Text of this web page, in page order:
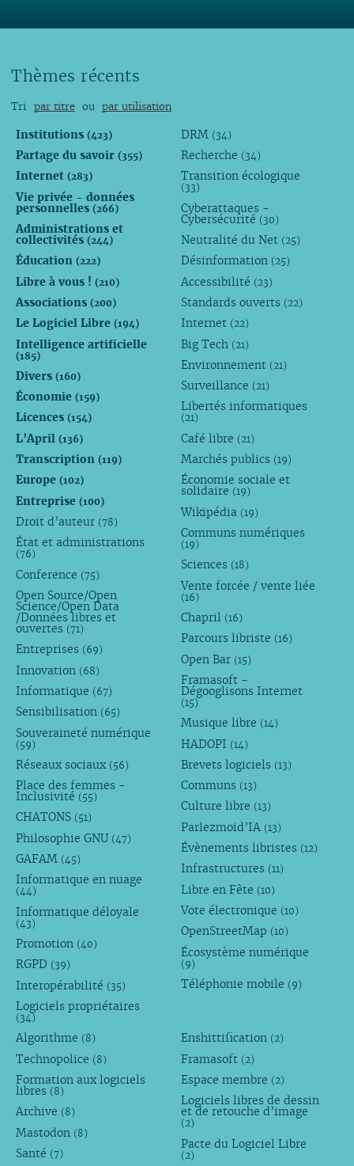
Thèmes récents
Tri par titre ou par utilisation
Institutions (423)
Partage du savoir (355)
Internet (283)
Vie privée - données
personnelles (266)
Administrations et
collectivités (244)
Éducation (222)
Libre à vous ! (210)
Associations (200)
Le Logiciel Libre (194)
Intelligence artificielle
(185)
Divers (160)
Économie (159)
Licences (154)
L’April (136)
Transcription (119)
Europe (102)
Entreprise (100)
Droit d’auteur (78)
État et administrations
(76)
Conference (75)
Open Source/Open
Science/Open Data
/Données libres et
ouvertes (71)
Entreprises (69)
Innovation (68)
Informatique (67)
Sensibilisation (65)
Souveraineté numérique
(59)
Réseaux sociaux (56)
Place des femmes -
Inclusivité (55)
CHATONS (51)
Philosophie GNU (47)
GAFAM (45)
Informatique en nuage
(44)
Informatique déloyale
(43)
Promotion (40)
RGPD (39)
Interopérabilité (35)
Logiciels propriétaires
(34)
DRM (34)
Recherche (34)
Transition écologique
(33)
Cyberattaques -
Cybersécurité (30)
Neutralité du Net (25)
Désinformation (25)
Accessibilité (23)
Standards ouverts (22)
Internet (22)
Big Tech (21)
Environnement (21)
Surveillance (21)
Libertés informatiques
(21)
Café libre (21)
Marchés publics (19)
Économie sociale et
solidaire (19)
Wikipédia (19)
Communs numériques
(19)
Sciences (18)
Vente forcée / vente liée
(16)
Chapril (16)
Parcours libriste (16)
Open Bar (15)
Framasoft -
Dégooglisons Internet
(15)
Musique libre (14)
HADOPI (14)
Brevets logiciels (13)
Communs (13)
Culture libre (13)
Parlezmoid’IA (13)
Évènements libristes (12)
Infrastructures (11)
Libre en Fête (10)
Vote électronique (10)
OpenStreetMap (10)
Écosystème numérique
(9)
Téléphonie mobile (9)
Algorithme (8)
Technopolice (8)
Formation aux logiciels
libres (8)
Archive (8)
Mastodon (8)
Santé (7)
Enshittification (2)
Framasoft (2)
Espace membre (2)
Logiciels libres de dessin
et de retouche d’image
(2)
Pacte du Logiciel Libre
(2)